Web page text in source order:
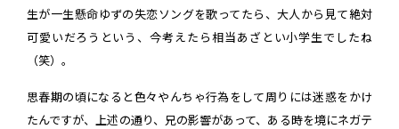
生が一生懸命ゆずの失恋ソングを歌ってたら、大人から見て絶対
可愛いだろうという、今考えたら相当あざとい小学生でしたね
（笑）。
思春期の頃になると色々やんちゃ行為をして周りには迷惑をかけ
たんですが、上述の通り、兄の影響があって、ある時を境にネガテ